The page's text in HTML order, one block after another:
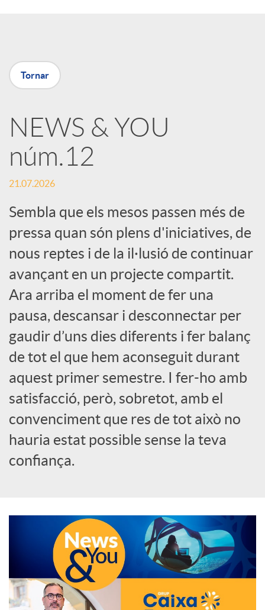
a
a
r
x
e
s
S
o
c
i
l
s
Tornar
NEWS & YOU
núm.12
21.07.2026
Sembla que els mesos passen més de
pressa quan són plens d'iniciatives, de
nous reptes i de la il·lusió de continuar
avançant en un projecte compartit.
Ara arriba el moment de fer una
pausa, descansar i desconnectar per
gaudir d’uns dies diferents i fer balanç
de tot el que hem aconseguit durant
aquest primer semestre. I fer-ho amb
satisfacció, però, sobretot, amb el
convenciment que res de tot això no
hauria estat possible sense la teva
confiança.